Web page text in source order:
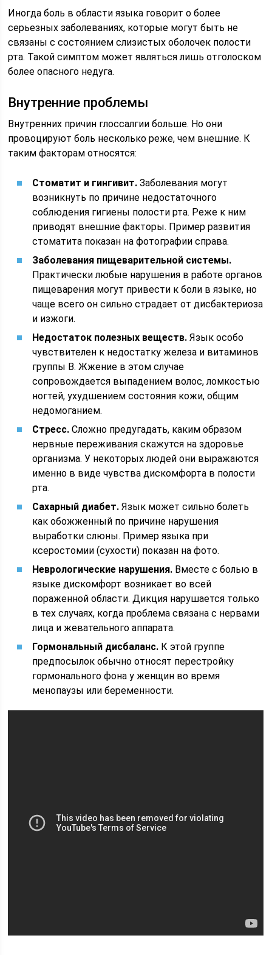
Иногда боль в области языка говорит о более
серьезных заболеваниях, которые могут быть не
связаны с состоянием слизистых оболочек полости
рта. Такой симптом может являться лишь отголоском
более опасного недуга.
Внутренние проблемы
Внутренних причин глоссалгии больше. Но они
провоцируют боль несколько реже, чем внешние. К
таким факторам относятся:
Стоматит и гингивит. Заболевания могут
возникнуть по причине недостаточного
соблюдения гигиены полости рта. Реже к ним
приводят внешние факторы. Пример развития
стоматита показан на фотографии справа.
Заболевания пищеварительной системы.
Практически любые нарушения в работе органов
пищеварения могут привести к боли в языке, но
чаще всего он сильно страдает от дисбактериоза
и изжоги.
Недостаток полезных веществ. Язык особо
чувствителен к недостатку железа и витаминов
группы B. Жжение в этом случае
сопровождается выпадением волос, ломкостью
ногтей, ухудшением состояния кожи, общим
недомоганием.
Стресс. Сложно предугадать, каким образом
нервные переживания скажутся на здоровье
организма. У некоторых людей они выражаются
именно в виде чувства дискомфорта в полости
рта.
Сахарный диабет. Язык может сильно болеть
как обожженный по причине нарушения
выработки слюны. Пример языка при
ксеростомии (сухости) показан на фото.
Неврологические нарушения. Вместе с болью в
языке дискомфорт возникает во всей
пораженной области. Дикция нарушается только
в тех случаях, когда проблема связана с нервами
лица и жевательного аппарата.
Гормональный дисбаланс. К этой группе
предпосылок обычно относят перестройку
гормонального фона у женщин во время
менопаузы или беременности.